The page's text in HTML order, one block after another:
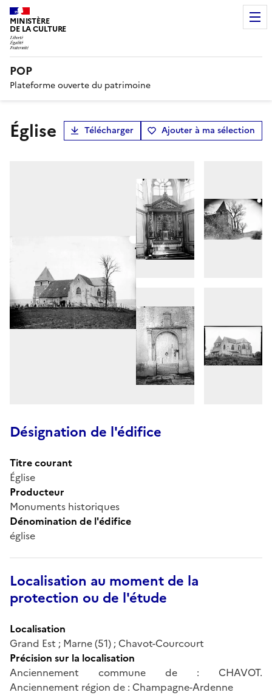
MINISTÈRE
DE LA CULTURE
POP
Plateforme ouverte du patrimoine
Église Télécharger Ajouter à ma sélection
Désignation de l'édifice
Titre courant
Église
Producteur
Monuments historiques
Dénomination de l'édifice
église
Localisation au moment de la
protection ou de l'étude
Localisation
Grand Est ; Marne (51) ; Chavot-Courcourt
Précision sur la localisation
Anciennement commune de : CHAVOT.
Anciennement région de : Champagne-Ardenne